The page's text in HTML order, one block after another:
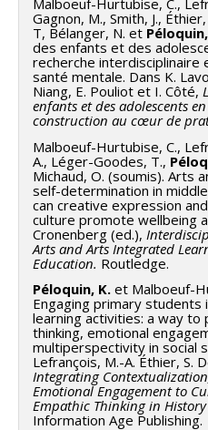
Malboeuf-Hurtubise, C.,
Gagnon, M., Smith, J.,
T, Bélanger, N. et
des enfants et des
recherche interdisciplinaire
santé mentale. Dans K.
Niang, E. Pouliot et I. Côté,
enfants et des adolescents
construction au cœur de
Malboeuf-Hurtubise, C.,
A., Léger-Goodes, T.,
Michaud, O. (soumis). Arts
self-determination in
can creative expression
culture promote wellbeing
Cronenberg (ed.),
Arts and Arts Integrated
Education. Routledge.
Péloquin, K. et Malboeuf-
Engaging primary
learning activities: a way
thinking, emotional
multiperspectivity in social
Lefrançois, M.-A. Éthier, S.
Integrating
Emotional Engagement to
Empathic Thinking in
Information Age Publishing.